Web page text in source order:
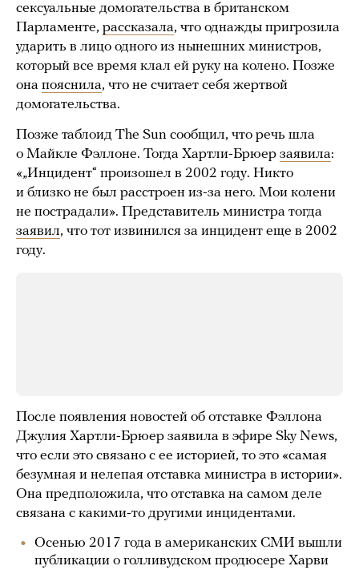
сексуальные домогательства в британском
Парламенте, рассказала, что однажды пригрозила
ударить в лицо одного из нынешних министров,
который все время клал ей руку на колено. Позже
она пояснила, что не считает себя жертвой
домогательства.
Позже таблоид The Sun сообщил, что речь шла
о Майкле Фэллоне. Тогда Хартли-Брюер заявила:
«„Инцидент“ произошел в 2002 году. Никто
и близко не был расстроен из-за него. Мои колени
не пострадали». Представитель министра тогда
заявил, что тот извинился за инцидент еще в 2002
году.
После появления новостей об отставке Фэллона
Джулия Хартли-Брюер заявила в эфире Sky News,
что если это связано с ее историей, то это «самая
безумная и нелепая отставка министра в истории».
Она предположила, что отставка на самом деле
связана с какими-то другими инцидентами.
Осенью 2017 года в американских СМИ вышли
публикации о голливудском продюсере Харви